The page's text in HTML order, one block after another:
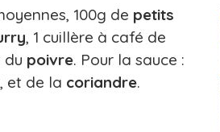
100g de petits
, 1 cuillère à café de
du poivre. Pour la sauce :
, et de la coriandre.